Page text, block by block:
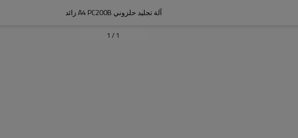
آلة تجليد حلزوني A4 PC200B زائد
1
/
1